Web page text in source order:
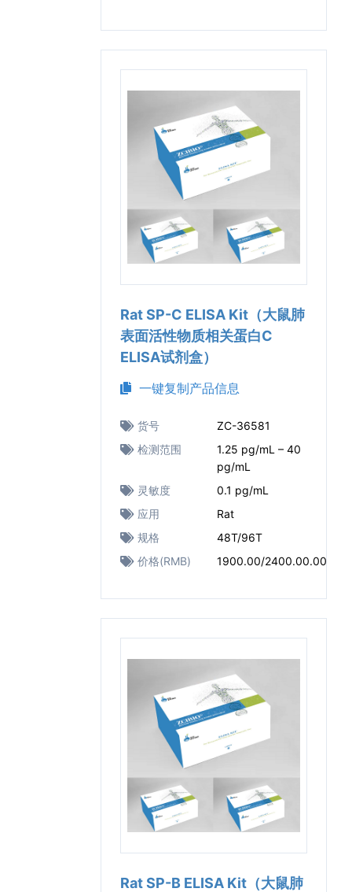
Rat SP-C ELISA Kit（大鼠肺
表面活性物质相关蛋白C
ELISA试剂盒）
一键复制产品信息
货号
ZC-36581
检测范围
1.25 pg/mL – 40
pg/mL
灵敏度
0.1 pg/mL
应用
Rat
规格
48T/96T
价格(RMB)
1900.00/2400.00.00
Rat SP-B ELISA Kit（大鼠肺